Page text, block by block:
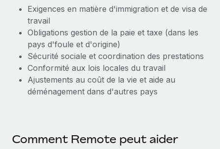
Création d’entité
Établissez des entités rapidement et en toute
conformité
Mobilité et déménagement international
Organisez facilement le déménagement de vos
Avantages sociaux
Explorer le blog
BLOG
Mises à jour des produits de Remote :
Intégrations Gusto et Xero et Gestion des
freelances Plus
En savoir plus
Exigences en matière d'immigration et de visa de
travail
Obligations gestion de la paie et taxe (dans les
pays d'foule et d'origine)
Sécurité sociale et coordination des prestations
Conformité aux lois locales du travail
Ajustements au coût de la vie et aide au
déménagement dans d'autres pays
Comment Remote peut aider